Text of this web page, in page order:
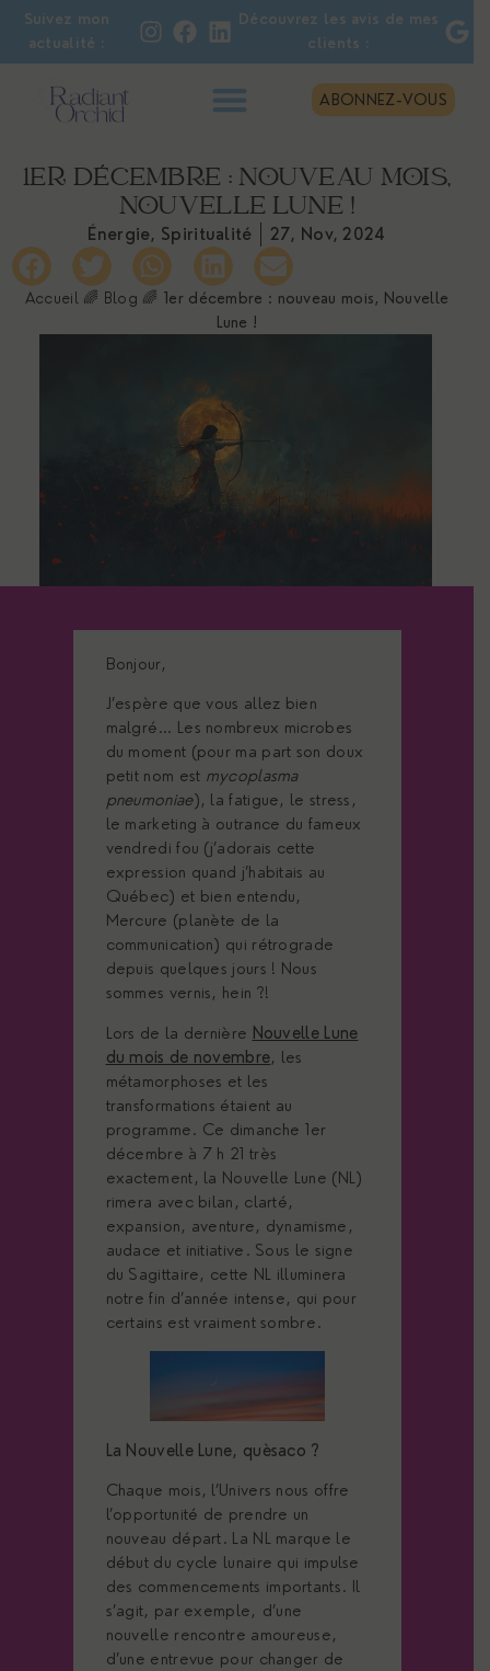
Suivez mon
actualité :
Découvrez les avis de mes
clients :
ABONNEZ-VOUS
1ER DÉCEMBRE : NOUVEAU MOIS,
NOUVELLE LUNE !
Énergie, Spiritualité 27, Nov, 2024
Accueil 🌈 Blog 🌈 1er décembre : nouveau mois, Nouvelle
Lune !
Bonjour,
J’espère que vous allez bien
malgré… Les nombreux microbes
du moment (pour ma part son doux
petit nom est mycoplasma
pneumoniae), la fatigue, le stress,
le marketing à outrance du fameux
vendredi fou (j’adorais cette
expression quand j’habitais au
Québec) et bien entendu,
Mercure (planète de la
communication) qui rétrograde
depuis quelques jours ! Nous
sommes vernis, hein ?!
Lors de la dernière Nouvelle Lune
du mois de novembre, les
métamorphoses et les
transformations étaient au
programme. Ce dimanche 1er
décembre à 7 h 21 très
exactement, la Nouvelle Lune (NL)
rimera avec bilan, clarté,
expansion, aventure, dynamisme,
audace et initiative. Sous le signe
du Sagittaire, cette NL illuminera
notre fin d’année intense, qui pour
certains est vraiment sombre.
La Nouvelle Lune, quèsaco ?
Chaque mois, l’Univers nous offre
l’opportunité de prendre un
nouveau départ. La NL marque le
début du cycle lunaire qui impulse
des commencements importants. Il
s’agit, par exemple, d’une
nouvelle rencontre amoureuse,
d’une entrevue pour changer de